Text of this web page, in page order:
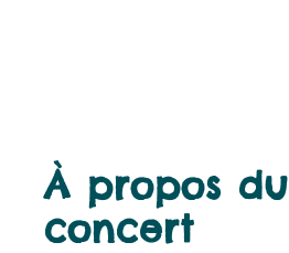
À propos du
concert